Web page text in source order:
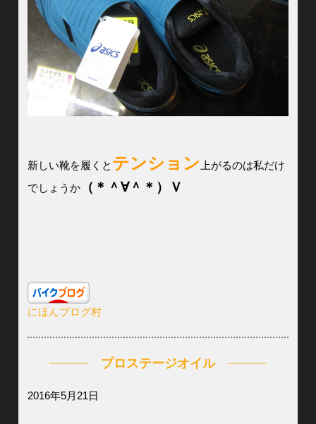
新しい靴を履くと テンション 上がるのは私だけ
でしょうか（＊＾∀＾＊）Ｖ
にほんブログ村
プロステージオイル
2016年5月21日